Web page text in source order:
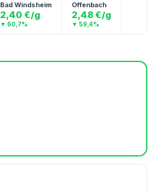
Bad Windsheim
2,40 €/g
▼ 60,7%
Offenbach
2,48 €/g
▼ 59,4%